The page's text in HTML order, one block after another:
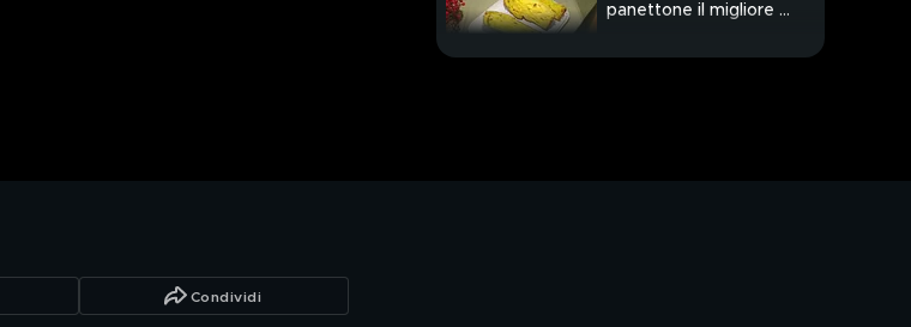
panettone il migliore al
Condividi